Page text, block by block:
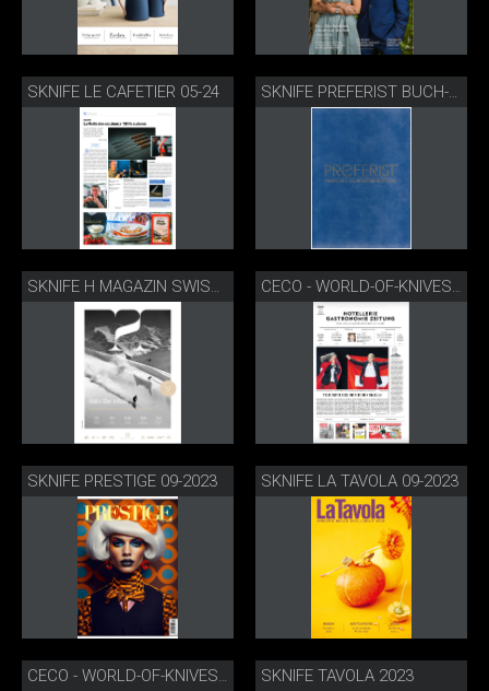
SKNIFE LE CAFETIER 05-24 SKNIFE PREFERIST BUCH-MAGAZIN
SKNIFE H MAGAZIN SWISS DELUXE HOTELS WINTER 23/24 CECO - WORLD-OF-KNIVES TAG DER OFFENEN TÜR
SKNIFE PRESTIGE 09-2023 SKNIFE LA TAVOLA 09-2023
CECO - WORLD-OF-KNIVES HOTELLERIE & GASTRONOMIE 08-2023 SKNIFE TAVOLA 2023